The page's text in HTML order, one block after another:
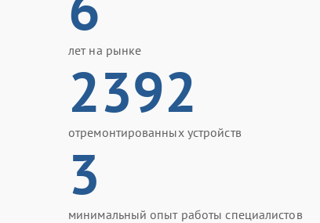
лет на рынке
2392
отремонтированных устройств
3
минимальный опыт работы специалистов